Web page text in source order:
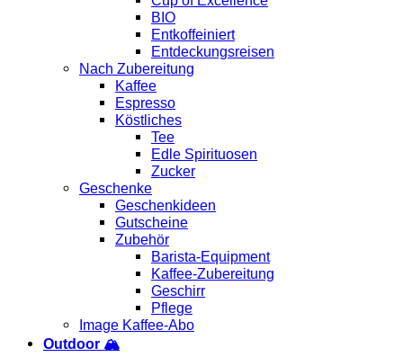
BIO
Entkoffeiniert
Entdeckungsreisen
Nach Zubereitung
Kaffee
Espresso
Köstliches
Tee
Edle Spirituosen
Zucker
Geschenke
Geschenkideen
Gutscheine
Zubehör
Barista-Equipment
Kaffee-Zubereitung
Geschirr
Pflege
Image Kaffee-Abo
Outdoor 🏔️